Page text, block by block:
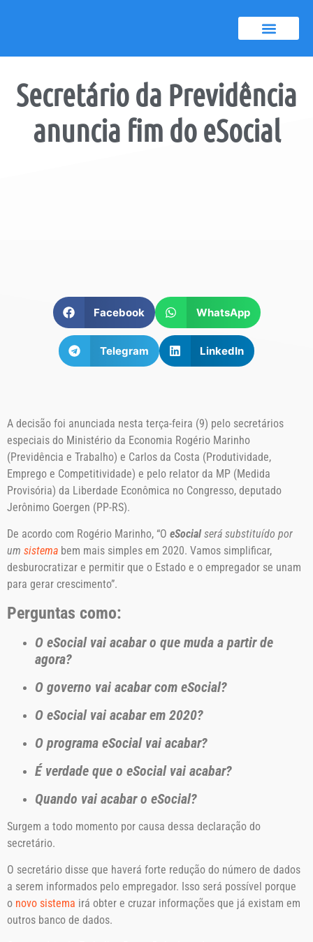
Secretário da Previdência
anuncia fim doeSocial
Facebook WhatsApp
Telegram LinkedIn
A decisão foi anunciada nesta terça-feira (9) pelo secretários
especiais do Ministério da Economia Rogério Marinho
(Previdência e Trabalho) e Carlos da Costa (Produtividade,
Emprego e Competitividade) e pelo relator da MP (Medida
Provisória) da Liberdade Econômica no Congresso, deputado
Jerônimo Goergen (PP-RS).
De acordo com Rogério Marinho, “O eSocialserá substituído por
um sistema bem mais simples em 2020. Vamos simplificar,
desburocratizar e permitir que o Estado e o empregador se unam
para gerar crescimento”.
Perguntas como:
O eSocial vai acabar o que muda a partir de
agora?
O governo vai acabar com eSocial?
O eSocial vai acabar em 2020?
O programa eSocial vai acabar?
É verdade que o eSocial vai acabar?
Quando vai acabar o eSocial?
Surgem a todo momento por causa dessa declaração do
secretário.
O secretário disse que haverá forte redução do número de dados
a serem informados pelo empregador. Isso será possível porque
o novo sistema irá obter e cruzar informações que já existam em
outros banco de dados.